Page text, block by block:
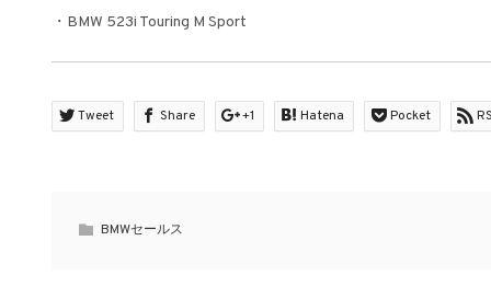
・BMW 523i Touring M Sport
Tweet Share +1 Hatena Pocket
BMWセールス